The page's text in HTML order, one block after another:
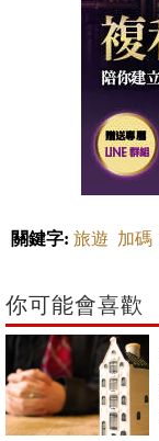
關鍵字: 旅遊 加碼
你可能會喜歡